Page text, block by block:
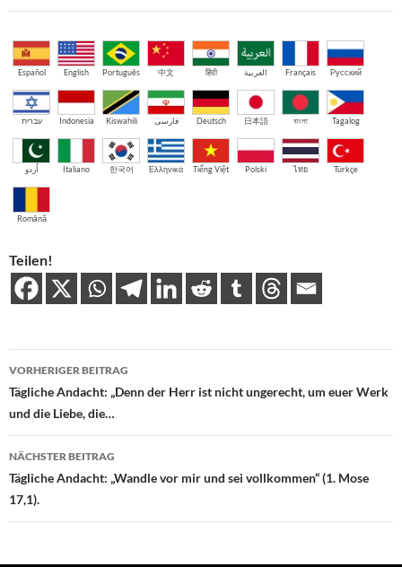
Español English Português 中文 हिंदी العربية Français Русский
עברית Indonesia Kiswahili فارسی Deutsch 日本語 বাংলা Tagalog
اُردو Italiano 한국어 Ελληνικά Tiếng Việt Polski ไทย Türkçe
Română
Teilen!
Beitragsnavigation
VORHERIGER BEITRAG
Tägliche Andacht: „Denn der Herr ist nicht ungerecht, um euer Werk
und die Liebe, die…
NÄCHSTER BEITRAG
Tägliche Andacht: „Wandle vor mir und sei vollkommen“ (1. Mose
17,1).